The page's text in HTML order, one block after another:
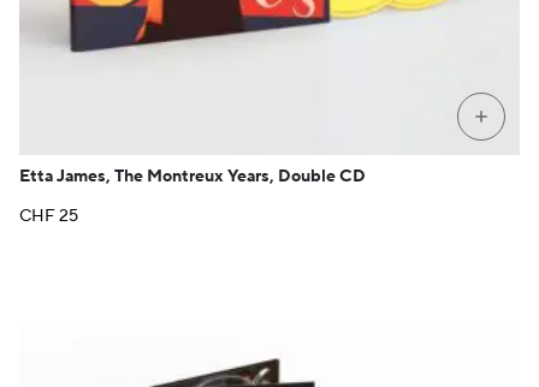
+
Etta James, The Montreux Years, Double CD
CHF25